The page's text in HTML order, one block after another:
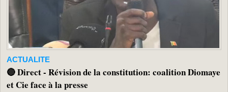
ACTUALITE
🔴 Direct - Révision de la constitution: coalition Diomaye
et Cie face à la presse